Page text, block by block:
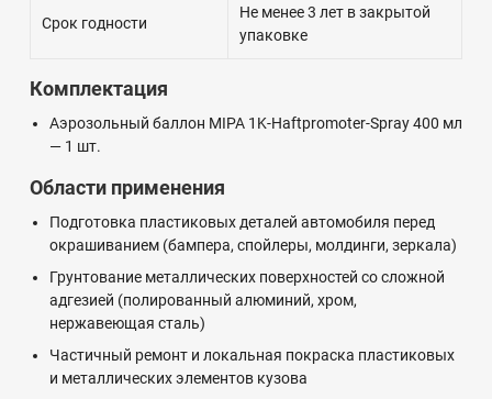
Срок годности
Не менее 3 лет в закрытой
упаковке
Комплектация
Аэрозольный баллон MIPA 1K-Haftpromoter-Spray 400 мл
— 1 шт.
Области применения
Подготовка пластиковых деталей автомобиля перед
окрашиванием (бампера, спойлеры, молдинги, зеркала)
Грунтование металлических поверхностей со сложной
адгезией (полированный алюминий, хром,
нержавеющая сталь)
Частичный ремонт и локальная покраска пластиковых
и металлических элементов кузова